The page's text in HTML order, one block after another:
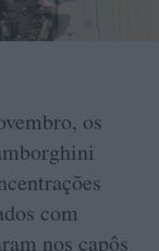
os
com
nos capôs